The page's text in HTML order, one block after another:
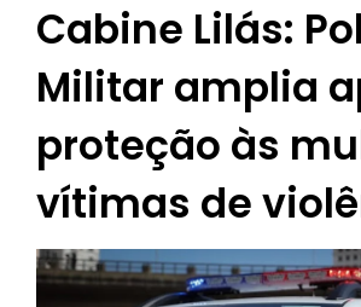
Cabine Lilás:
Militar amplia
proteção às
vítimas de